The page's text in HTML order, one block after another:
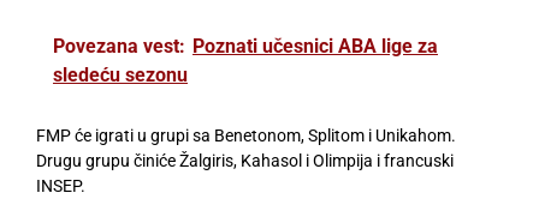
Povezana vest: Poznati učesnici ABA lige za
sledeću sezonu
FMP će igrati u grupi sa Benetonom, Splitom i Unikahom.
Drugu grupu činiće Žalgiris, Kahasol i Olimpija i francuski
INSEP.